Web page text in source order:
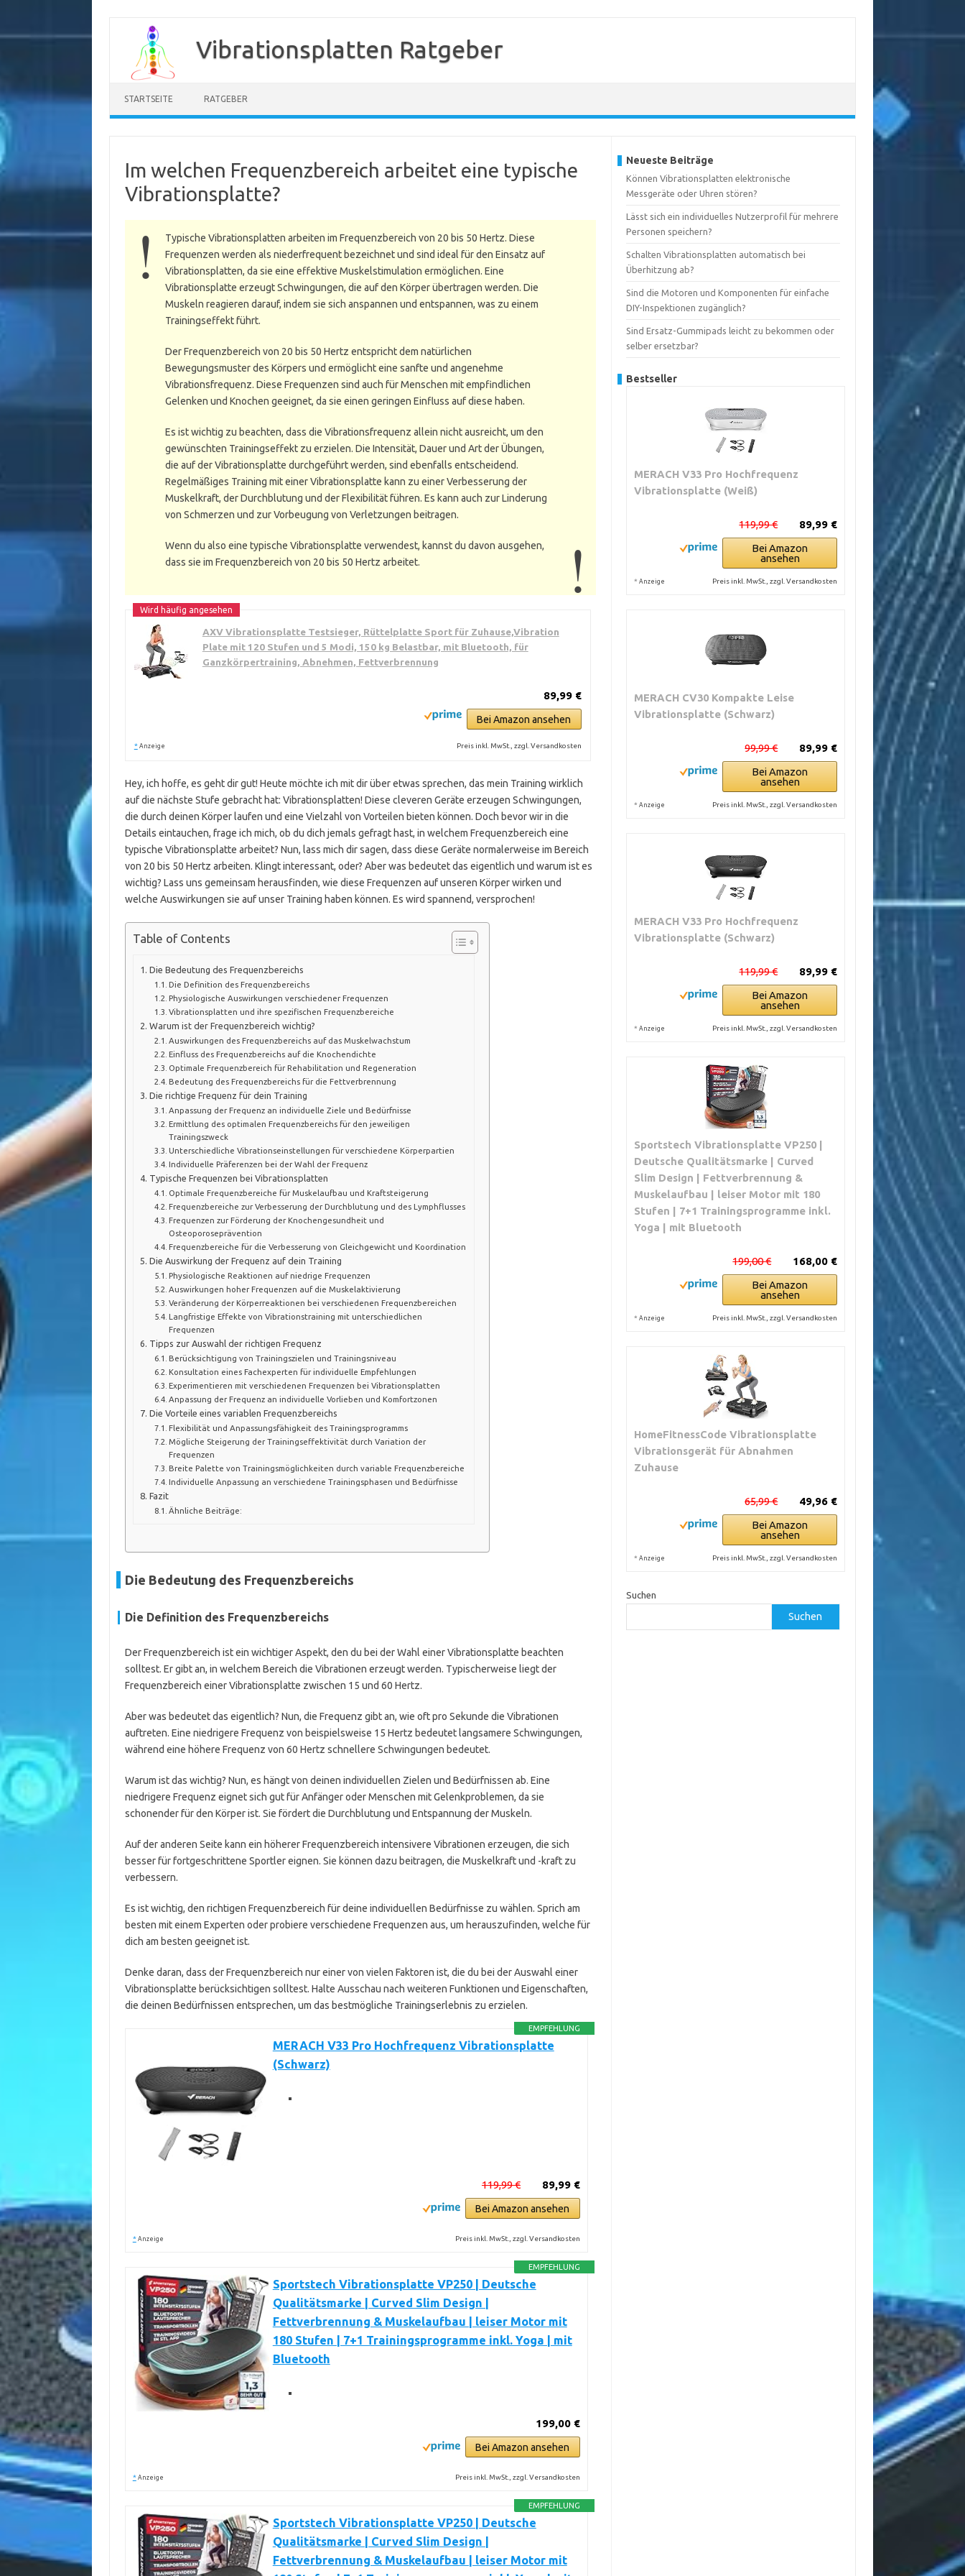
springen
Vibrationsplatten Ratgeber
STARTSEITE RATGEBER
Im welchen Frequenzbereich arbeitet eine typische
Vibrationsplatte?
Typische Vibrationsplatten arbeiten im Frequenzbereich von 20 bis 50 Hertz. Diese
Frequenzen werden als niederfrequent bezeichnet und sind ideal für den Einsatz auf
Vibrationsplatten, da sie eine effektive Muskelstimulation ermöglichen. Eine
Vibrationsplatte erzeugt Schwingungen, die auf den Körper übertragen werden. Die
Muskeln reagieren darauf, indem sie sich anspannen und entspannen, was zu einem
Trainingseffekt führt.
Der Frequenzbereich von 20 bis 50 Hertz entspricht dem natürlichen
Bewegungsmuster des Körpers und ermöglicht eine sanfte und angenehme
Vibrationsfrequenz. Diese Frequenzen sind auch für Menschen mit empfindlichen
Gelenken und Knochen geeignet, da sie einen geringen Einfluss auf diese haben.
Es ist wichtig zu beachten, dass die Vibrationsfrequenz allein nicht ausreicht, um den
gewünschten Trainingseffekt zu erzielen. Die Intensität, Dauer und Art der Übungen,
die auf der Vibrationsplatte durchgeführt werden, sind ebenfalls entscheidend.
Regelmäßiges Training mit einer Vibrationsplatte kann zu einer Verbesserung der
Muskelkraft, der Durchblutung und der Flexibilität führen. Es kann auch zur Linderung
von Schmerzen und zur Vorbeugung von Verletzungen beitragen.
Wenn du also eine typische Vibrationsplatte verwendest, kannst du davon ausgehen,
dass sie im Frequenzbereich von 20 bis 50 Hertz arbeitet.
AXV Vibrationsplatte Testsieger, Rüttelplatte Sport für Zuhause,Vibration
Plate mit 120 Stufen und 5 Modi, 150 kg Belastbar, mit Bluetooth, für
Ganzkörpertraining, Abnehmen, Fettverbrennung
89,99 €
Bei Amazon ansehen
* Anzeige Preis inkl. MwSt., zzgl. Versandkosten
Hey, ich hoffe, es geht dir gut! Heute möchte ich mit dir über etwas sprechen, das mein Training wirklich
auf die nächste Stufe gebracht hat: Vibrationsplatten! Diese cleveren Geräte erzeugen Schwingungen,
die durch deinen Körper laufen und eine Vielzahl von Vorteilen bieten können. Doch bevor wir in die
Details eintauchen, frage ich mich, ob du dich jemals gefragt hast, in welchem Frequenzbereich eine
typische Vibrationsplatte arbeitet? Nun, lass mich dir sagen, dass diese Geräte normalerweise im Bereich
von 20 bis 50 Hertz arbeiten. Klingt interessant, oder? Aber was bedeutet das eigentlich und warum ist es
wichtig? Lass uns gemeinsam herausfinden, wie diese Frequenzen auf unseren Körper wirken und
welche Auswirkungen sie auf unser Training haben können. Es wird spannend, versprochen!
Table of Contents
Die Bedeutung des Frequenzbereichs
Die Definition des Frequenzbereichs
Physiologische Auswirkungen verschiedener Frequenzen
Vibrationsplatten und ihre spezifischen Frequenzbereiche
Warum ist der Frequenzbereich wichtig?
Auswirkungen des Frequenzbereichs auf das Muskelwachstum
Einfluss des Frequenzbereichs auf die Knochendichte
Optimale Frequenzbereich für Rehabilitation und Regeneration
Bedeutung des Frequenzbereichs für die Fettverbrennung
Die richtige Frequenz für dein Training
Anpassung der Frequenz an individuelle Ziele und Bedürfnisse
Ermittlung des optimalen Frequenzbereichs für den jeweiligen
Trainingszweck
Unterschiedliche Vibrationseinstellungen für verschiedene Körperpartien
Individuelle Präferenzen bei der Wahl der Frequenz
Typische Frequenzen bei Vibrationsplatten
Optimale Frequenzbereiche für Muskelaufbau und Kraftsteigerung
Frequenzbereiche zur Verbesserung der Durchblutung und des Lymphflusses
Frequenzen zur Förderung der Knochengesundheit und
Osteoporoseprävention
Frequenzbereiche für die Verbesserung von Gleichgewicht und Koordination
Die Auswirkung der Frequenz auf dein Training
Physiologische Reaktionen auf niedrige Frequenzen
Auswirkungen hoher Frequenzen auf die Muskelaktivierung
Veränderung der Körperreaktionen bei verschiedenen Frequenzbereichen
Langfristige Effekte von Vibrationstraining mit unterschiedlichen
Frequenzen
Tipps zur Auswahl der richtigen Frequenz
Berücksichtigung von Trainingszielen und Trainingsniveau
Konsultation eines Fachexperten für individuelle Empfehlungen
Experimentieren mit verschiedenen Frequenzen bei Vibrationsplatten
Anpassung der Frequenz an individuelle Vorlieben und Komfortzonen
Die Vorteile eines variablen Frequenzbereichs
Flexibilität und Anpassungsfähigkeit des Trainingsprogramms
Mögliche Steigerung der Trainingseffektivität durch Variation der
Frequenzen
Breite Palette von Trainingsmöglichkeiten durch variable Frequenzbereiche
Individuelle Anpassung an verschiedene Trainingsphasen und Bedürfnisse
Fazit
Ähnliche Beiträge:
Die Bedeutung des Frequenzbereichs
Die Definition des Frequenzbereichs
Der Frequenzbereich ist ein wichtiger Aspekt, den du bei der Wahl einer Vibrationsplatte beachten
solltest. Er gibt an, in welchem Bereich die Vibrationen erzeugt werden. Typischerweise liegt der
Frequenzbereich einer Vibrationsplatte zwischen 15 und 60 Hertz.
Aber was bedeutet das eigentlich? Nun, die Frequenz gibt an, wie oft pro Sekunde die Vibrationen
auftreten. Eine niedrigere Frequenz von beispielsweise 15 Hertz bedeutet langsamere Schwingungen,
während eine höhere Frequenz von 60 Hertz schnellere Schwingungen bedeutet.
Warum ist das wichtig? Nun, es hängt von deinen individuellen Zielen und Bedürfnissen ab. Eine
niedrigere Frequenz eignet sich gut für Anfänger oder Menschen mit Gelenkproblemen, da sie
schonender für den Körper ist. Sie fördert die Durchblutung und Entspannung der Muskeln.
Auf der anderen Seite kann ein höherer Frequenzbereich intensivere Vibrationen erzeugen, die sich
besser für fortgeschrittene Sportler eignen. Sie können dazu beitragen, die Muskelkraft und -kraft zu
verbessern.
Es ist wichtig, den richtigen Frequenzbereich für deine individuellen Bedürfnisse zu wählen. Sprich am
besten mit einem Experten oder probiere verschiedene Frequenzen aus, um herauszufinden, welche für
dich am besten geeignet ist.
Denke daran, dass der Frequenzbereich nur einer von vielen Faktoren ist, die du bei der Auswahl einer
Vibrationsplatte berücksichtigen solltest. Halte Ausschau nach weiteren Funktionen und Eigenschaften,
die deinen Bedürfnissen entsprechen, um das bestmögliche Trainingserlebnis zu erzielen.
EMPFEHLUNG
MERACH V33 Pro Hochfrequenz Vibrationsplatte
(Schwarz)
89,99 €
119,99 €
Bei Amazon ansehen
* Anzeige Preis inkl. MwSt., zzgl. Versandkosten
EMPFEHLUNG
Sportstech Vibrationsplatte VP250 | Deutsche
Qualitätsmarke | Curved Slim Design |
Fettverbrennung & Muskelaufbau | leiser Motor mit
180 Stufen | 7+1 Trainingsprogramme inkl. Yoga | mit
Bluetooth
199,00 €
Bei Amazon ansehen
* Anzeige Preis inkl. MwSt., zzgl. Versandkosten
EMPFEHLUNG
Sportstech Vibrationsplatte VP250 | Deutsche
Qualitätsmarke | Curved Slim Design |
Fettverbrennung & Muskelaufbau | leiser Motor mit
Neueste Beiträge
Können Vibrationsplatten elektronische
Messgeräte oder Uhren stören?
Lässt sich ein individuelles Nutzerprofil für mehrere
Personen speichern?
Schalten Vibrationsplatten automatisch bei
Überhitzung ab?
Sind die Motoren und Komponenten für einfache
DIY-Inspektionen zugänglich?
Sind Ersatz-Gummipads leicht zu bekommen oder
selber ersetzbar?
Bestseller
MERACH V33 Pro Hochfrequenz
Vibrationsplatte (Weiß)
89,99 €
119,99 €
Bei Amazon
ansehen
* Anzeige Preis inkl. MwSt., zzgl. Versandkosten
MERACH CV30 Kompakte Leise
Vibrationsplatte (Schwarz)
89,99 €
99,99 €
Bei Amazon
ansehen
* Anzeige Preis inkl. MwSt., zzgl. Versandkosten
MERACH V33 Pro Hochfrequenz
Vibrationsplatte (Schwarz)
89,99 €
119,99 €
Bei Amazon
ansehen
* Anzeige Preis inkl. MwSt., zzgl. Versandkosten
Sportstech Vibrationsplatte VP250 |
Deutsche Qualitätsmarke | Curved
Slim Design | Fettverbrennung &
Muskelaufbau | leiser Motor mit 180
Stufen | 7+1 Trainingsprogramme inkl.
Yoga | mit Bluetooth
168,00 €
199,00 €
Bei Amazon
ansehen
* Anzeige Preis inkl. MwSt., zzgl. Versandkosten
HomeFitnessCode Vibrationsplatte
Vibrationsgerät für Abnahmen
Zuhause
49,96 €
65,99 €
Bei Amazon
ansehen
* Anzeige Preis inkl. MwSt., zzgl. Versandkosten
Suchen
Suchen